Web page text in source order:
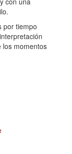
por tiempo
los momentos